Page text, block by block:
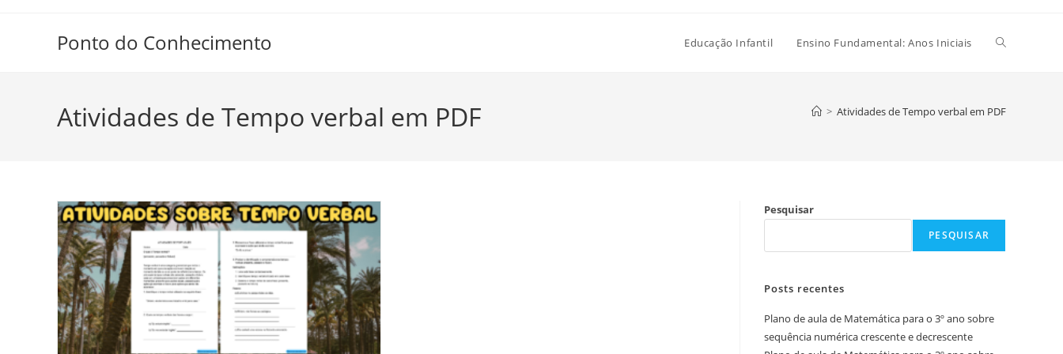
Ponto do Conhecimento Educação Infantil Ensino Fundamental: Anos Iniciais Alternar
site
Atividades de Tempo verbal em PDF > Atividades de Tempo verbal em PDF
Pesquisar
PESQUISAR
Posts recentes
Plano de aula de Matemática para o 3º ano sobre
sequência numérica crescente e decrescente